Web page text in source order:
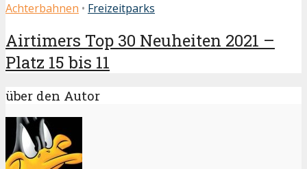
Achterbahnen • Freizeitparks
Airtimers Top 30 Neuheiten 2021 –
Platz 15 bis 11
über den Autor